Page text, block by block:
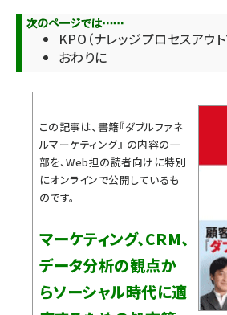
KPO（ナレッジプロセスアウト
おわりに
この記事は、書籍『ダブルファネ
ルマーケティング』 の内容の一
部を、Web担の読者向けに特別
にオンラインで公開しているも
のです。
マーケティング、CRM、
データ分析の観点か
らソーシャル時代に適